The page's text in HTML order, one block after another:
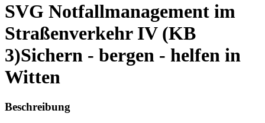
SVG Notfallmanagement im
Straßenverkehr IV (KB
3)Sichern - bergen - helfen in
Witten
Beschreibung